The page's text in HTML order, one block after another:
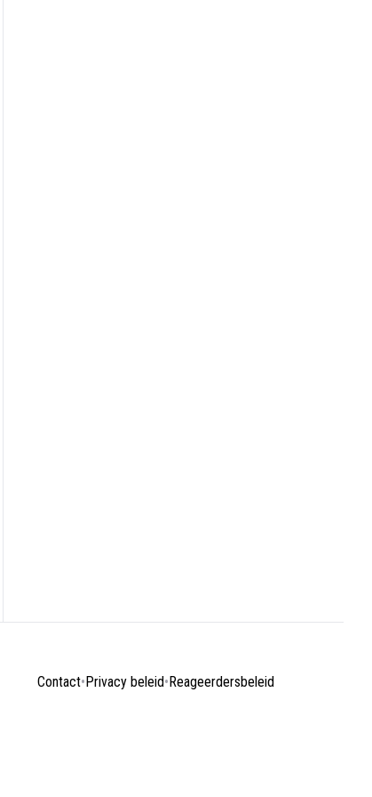
Contact• Privacy beleid• Reageerdersbeleid